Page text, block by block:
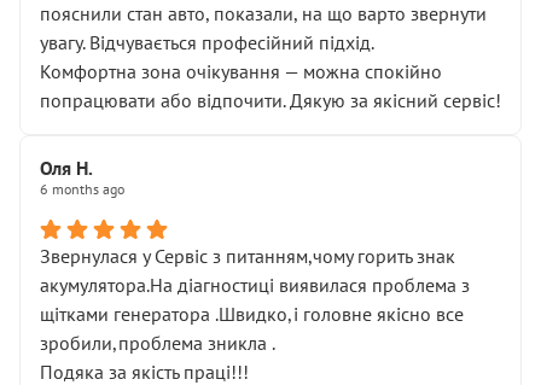
пояснили стан авто, показали, на що варто звернути
увагу. Відчувається професійний підхід.
Комфортна зона очікування — можна спокійно
попрацювати або відпочити. Дякую за якісний сервіс!
Оля Н.
6 months ago
Звернулася у Сервіс з питанням,чому горить знак
акумулятора.На діагностиці виявилася проблема з
щітками генератора .Швидко,і головне якісно все
зробили,проблема зникла .
Подяка за якість праці!!!